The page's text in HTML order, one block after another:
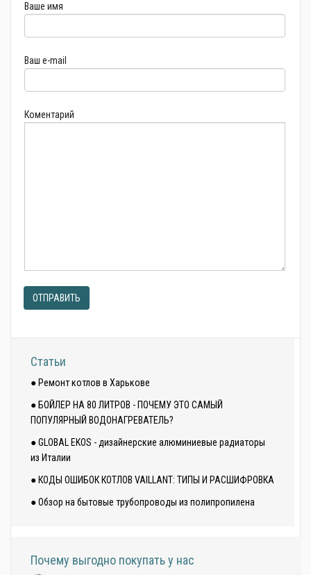
Ваше имя
Ваш e-mail
Коментарий
ОТПРАВИТЬ
Статьи
● Ремонт котлов в Харькове
● БОЙЛЕР НА 80 ЛИТРОВ - ПОЧЕМУ ЭТО САМЫЙ
ПОПУЛЯРНЫЙ ВОДОНАГРЕВАТЕЛЬ?
● GLOBAL EKOS - дизайнерские алюминиевые радиаторы
из Италии
● КОДЫ ОШИБОК КОТЛОВ VAILLANT: ТИПЫ И РАСШИФРОВКА
● Обзор на бытовые трубопроводы из полипропилена
Почему выгодно покупать у нас